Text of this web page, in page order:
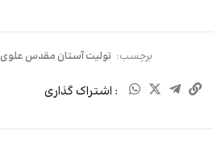
برچسب: تولیت آستان مقدس علوی
: اشتراک گذاری